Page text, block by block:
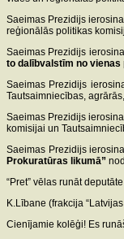
Saeimas Prezidijs
reģionālās politikas
Saeimas Prezidijs
to dalībvalstīm no vienas
Saeimas Prezidijs
Tautsaimniecības,
Saeimas Prezidijs
komisijai un
Saeimas Prezidijs
Prokuratūras likumā”
“Pret” vēlas runāt
K.Lībane (frakcija “Latvijas
Cienījamie kolēģi! Es